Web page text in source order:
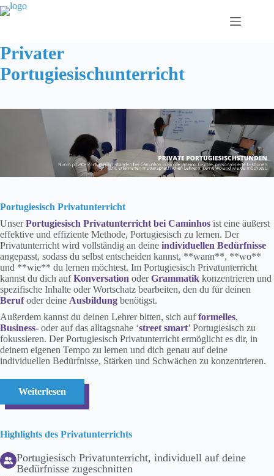
Zum
Inhalt
Privater
Portugiesischunterricht
Portugiesisch Privatunterricht
UnserPortugiesisch Privatunterricht bei Caminhos ist eine äußerst
effektive und effiziente Methode, Portugiesisch zu lernen. Der
Privatunterricht wird vollständig an deine individuellen Bedürfnisse
angepasst, sodass du selbst entscheiden kannst, **wann**, **wo**
und **wie** du lernen möchtest. Im Portugiesisch Privatunterricht
kannst du dich aufKonversation oderGrammatik konzentrieren und
spezifische Inhalte oder Wortschatz bearbeiten, den du für deinen
Berufoder deine Ausbildung benötigst.
Außerdem kannst du deinen Lehrer bitten, sich aufformelles,
Business- oder auf das alltagsnahe ‘street smart’ Portugiesisch zu
fokussieren. Der Portugiesisch Privatunterricht ermöglicht es dir, in
deinem eigenen Tempo zu lernen und dich genau auf deine
individuellen Bedürfnisse, Stärken und Schwächen zu konzentrieren.
Weiterlesen
Highlights des Privatunterrichts
Portugiesisch Privatunterricht, individuell auf deine
Bedürfnisse zugeschnitten